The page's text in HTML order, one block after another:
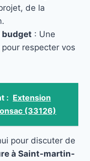
de la
budget : Une
respecter vos
: Extension
(33126)
pour discuter de
à Saint-martin-